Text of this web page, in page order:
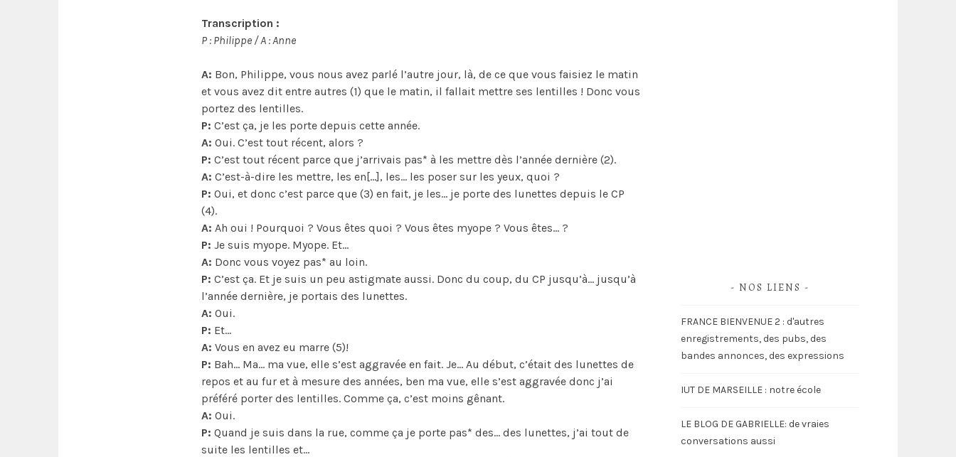
Transcription :
P : Philippe / A : Anne
A: Bon, Philippe, vous nous avez parlé l’autre jour, là, de ce que vous faisiez le matin
et vous avez dit entre autres (1) que le matin, il fallait mettre ses lentilles ! Donc vous
portez des lentilles.
P: C’est ça, je les porte depuis cette année.
A: Oui. C’est tout récent, alors ?
P: C’est tout récent parce que j’arrivais pas* à les mettre dès l’année dernière (2).
A: C’est-à-dire les mettre, les en[…], les… les poser sur les yeux, quoi ?
P: Oui, et donc c’est parce que (3) en fait, je les… je porte des lunettes depuis le CP
(4).
A: Ah oui ! Pourquoi ? Vous êtes quoi ? Vous êtes myope ? Vous êtes… ?
P: Je suis myope. Myope. Et…
A: Donc vous voyez pas* au loin.
P: C’est ça. Et je suis un peu astigmate aussi. Donc du coup, du CP jusqu’à… jusqu’à
l’année dernière, je portais des lunettes.
A: Oui.
P: Et…
A: Vous en avez eu marre (5)!
P: Bah… Ma… ma vue, elle s’est aggravée en fait. Je… Au début, c’était des lunettes de
repos et au fur et à mesure des années, ben ma vue, elle s’est aggravée donc j’ai
préféré porter des lentilles. Comme ça, c’est moins gênant.
A: Oui.
P: Quand je suis dans la rue, comme ça je porte pas* des… des lunettes, j’ai tout de
suite les lentilles et…
NOS LIENS
FRANCE BIENVENUE 2 : d'autres
enregistrements, des pubs, des
bandes annonces, des expressions
IUT DE MARSEILLE : notre école
LE BLOG DE GABRIELLE: de vraies
conversations aussi